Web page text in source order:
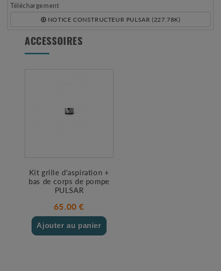
Téléchargement
NOTICE CONSTRUCTEUR PULSAR (227.78K)
ACCESSOIRES
Kit grille d'aspiration +
bas de corps de pompe
PULSAR
65.00 €
Ajouter au panier